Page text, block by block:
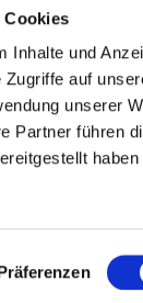
Cookies
Inhalte und
auf
unserer
Partner führen